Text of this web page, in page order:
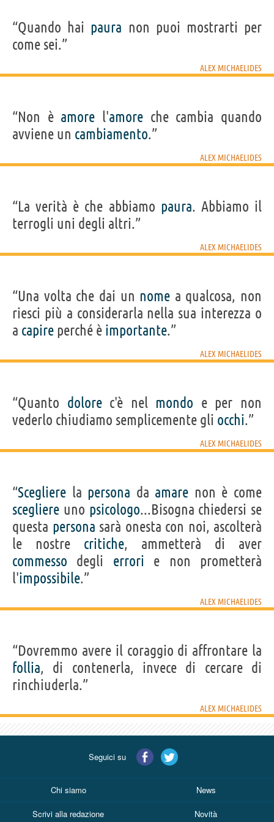
“Quando hai paura non puoi mostrarti per
come sei.”
ALEX MICHAELIDES
“Non è amore l'amore che cambia quando
avviene un cambiamento.”
ALEX MICHAELIDES
“La verità è che abbiamo paura. Abbiamo il
terrogli uni degli altri.”
ALEX MICHAELIDES
“Una volta che dai un nome a qualcosa, non
riesci più a considerarla nella sua interezza o
a capire perché è importante.”
ALEX MICHAELIDES
“Quanto dolorec'è nel mondo e per non
vederlo chiudiamo semplicemente gli occhi.”
ALEX MICHAELIDES
“Scegliere la persona da amare non è come
scegliere uno psicologo...Bisogna chiedersi se
questa persona sarà onesta con noi, ascolterà
le nostre critiche, ammetterà di aver
commesso degli errori e non prometterà
l'impossibile.”
ALEX MICHAELIDES
“Dovremmo avere il coraggio di affrontare la
follia, di contenerla, invece di cercare di
rinchiuderla.”
ALEX MICHAELIDES
Seguici su
Chi siamo News
Scrivi alla redazione Novità